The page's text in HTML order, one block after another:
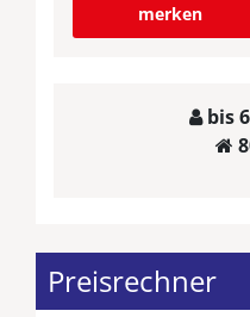
merken
bis
Preisrechner